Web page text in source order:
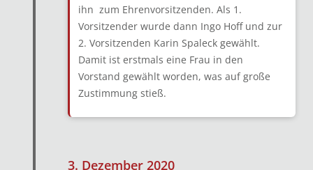
ihn zum Ehrenvorsitzenden. Als 1.
Vorsitzender wurde dann Ingo Hoff und zur
2. Vorsitzenden Karin Spaleck gewählt.
Damit ist erstmals eine Frau in den
Vorstand gewählt worden, was auf große
Zustimmung stieß.
3. Dezember 2020